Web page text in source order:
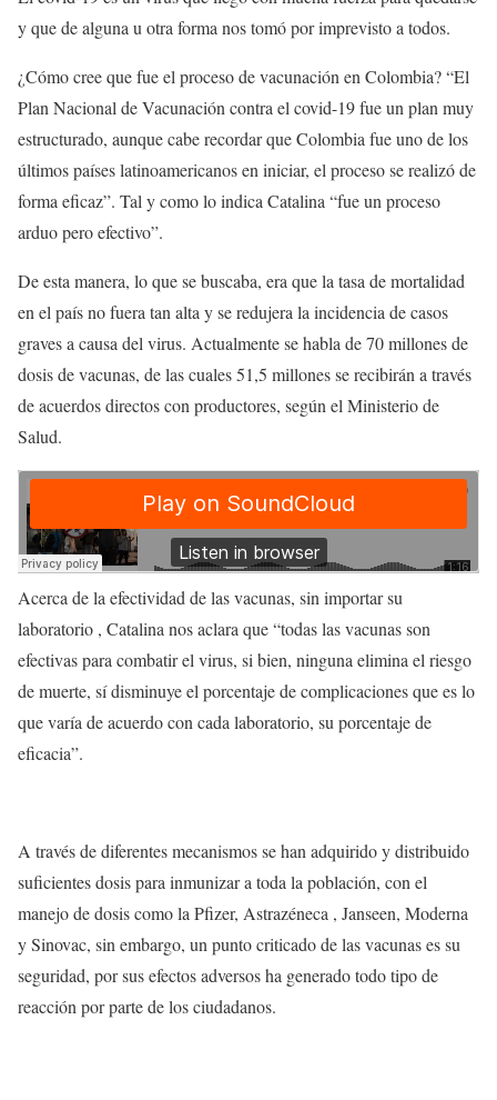
y que de alguna u otra forma nos tomó por imprevisto a todos.
¿Cómo cree que fue el proceso de vacunación en Colombia? “El
Plan Nacional de Vacunación contra el covid-19fue un plan muy
estructurado, aunque cabe recordar que Colombia fue uno de los
últimos países latinoamericanos en iniciar, el proceso se realizó de
forma eficaz”. Tal y como lo indica Catalina “fue un proceso
arduo pero efectivo”.
De esta manera, lo que se buscaba, era que la tasa de mortalidad
en el país no fuera tan alta y se redujera la incidencia de casos
graves a causa del virus. Actualmente se habla de70 millonesde
dosis de vacunas, de las cuales51,5 millonesse recibirán a través
de acuerdos directos con productores, según el Ministerio de
Salud.
Acerca de la efectividad de las vacunas, sin importar su
laboratorio , Catalina nos aclara que “todas las vacunas son
efectivas para combatir el virus, si bien, ninguna elimina el riesgo
de muerte, sí disminuye el porcentaje de complicaciones que es lo
que varía de acuerdo con cada laboratorio, su porcentaje de
eficacia”.
A través de diferentes mecanismos se han adquirido y distribuido
suficientes dosis para inmunizar a toda la población, con el
manejo de dosis como la Pfizer, Astrazéneca , Janseen, Moderna
y Sinovac, sin embargo, un punto criticado de las vacunas es su
seguridad, por sus efectos adversos ha generado todo tipo de
reacción por parte de los ciudadanos.